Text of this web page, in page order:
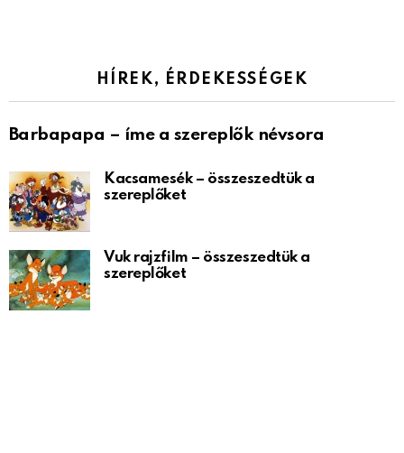
HÍREK, ÉRDEKESSÉGEK
Barbapapa – íme a szereplők névsora
Kacsamesék – összeszedtük a
szereplőket
Vuk rajzfilm – összeszedtük a
szereplőket